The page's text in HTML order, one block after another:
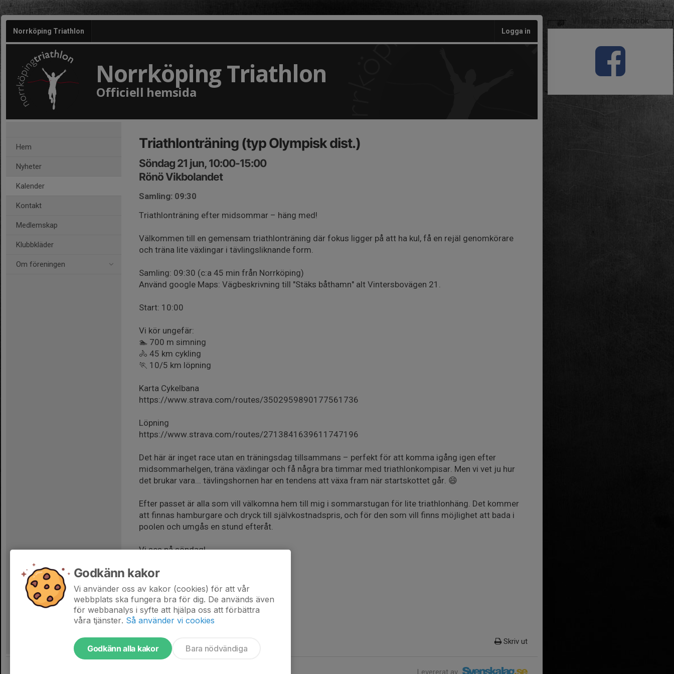
Norrköping Triathlon Logga in
Norrköping Triathlon
Officiell hemsida
Hem
Nyheter
Kalender
Kontakt
Medlemskap
Klubbkläder
Om föreningen
Triathlonträning (typ Olympisk dist.)
Söndag 21 jun, 10:00-15:00
Rönö Vikbolandet
Samling: 09:30
Triathlonträning efter midsommar – häng med!
Välkommen till en gemensam triathlonträning där fokus ligger på att ha kul, få en rejäl genomkörare
och träna lite växlingar i tävlingsliknande form.
Samling: 09:30 (c:a 45 min från Norrköping)
Använd google Maps: Vägbeskrivning till "Stäks båthamn" alt Vintersbovägen 21.
Start: 10:00
Vi kör ungefär:
🏊 700 m simning
🚴 45 km cykling
🏃 10/5 km löpning
Karta Cykelbana
https://www.strava.com/routes/3502959890177561736
Löpning
https://www.strava.com/routes/2713841639611747196
Det här är inget race utan en träningsdag tillsammans – perfekt för att komma igång igen efter
midsommarhelgen, träna växlingar och få några bra timmar med triathlonkompisar. Men vi vet ju hur
det brukar vara... tävlingshornen har en tendens att växa fram när startskottet går. 😄
Efter passet är alla som vill välkomna hem till mig i sommarstugan för lite triathlonhäng. Det kommer
att finnas hamburgare och dryck till självkostnadspris, och för den som vill finns möjlighet att bada i
poolen och umgås en stund efteråt.
Vi ses på söndag!
Start-PM Rönö 2026.docx
Skriv ut
Levererat av
Vi finns på Facebook
Godkänn kakor
Vi använder oss av kakor (cookies) för att vår
webbplats ska fungera bra för dig. De används även
för webbanalys i syfte att hjälpa oss att förbättra
våra tjänster. Så använder vi cookies
Godkänn alla kakor Bara nödvändiga